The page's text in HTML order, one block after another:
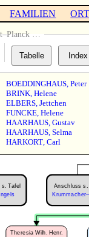
FAMILIEN
…
BOEDDINGHAUS, Peter
BRINK, Helene
ELBERS, Jettchen
FUNCKE, Helene
HAARHAUS, Gustav
HAARHAUS, Selma
HARKORT, Carl
Theresia Wilh. Henr.
Tafel
Anschluss s.